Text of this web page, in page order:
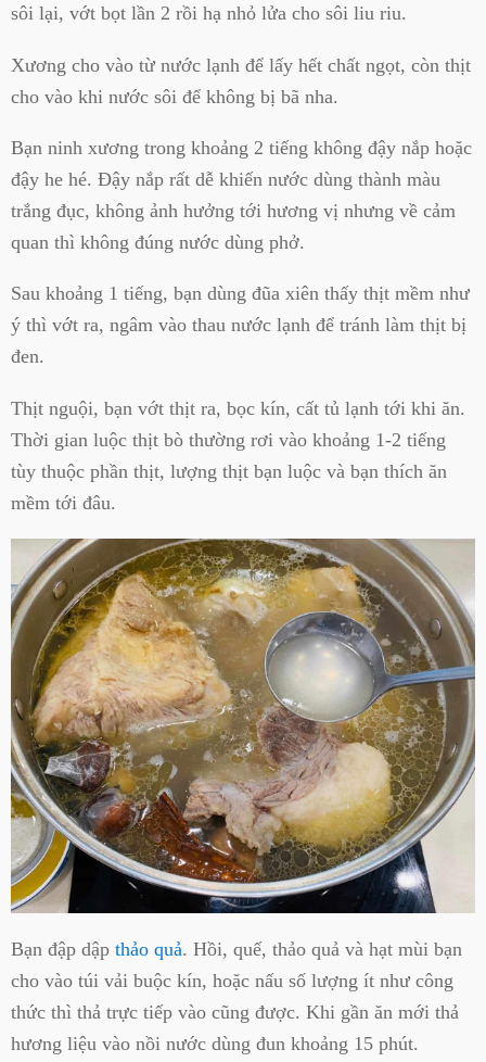
sôi lại, vớt bọt lần 2 rồi hạ nhỏ lửa cho sôi liu riu.
Xương cho vào từ nước lạnh để lấy hết chất ngọt, còn thịt
cho vào khi nước sôi để không bị bã nha.
Bạn ninh xương trong khoảng 2 tiếng không đậy nắp hoặc
đậy he hé. Đậy nắp rất dễ khiến nước dùng thành màu
trắng đục, không ảnh hưởng tới hương vị nhưng về cảm
quan thì không đúng nước dùng phở.
Sau khoảng 1 tiếng, bạn dùng đũa xiên thấy thịt mềm như
ý thì vớt ra, ngâm vào thau nước lạnh để tránh làm thịt bị
đen.
Thịt nguội, bạn vớt thịt ra, bọc kín, cất tủ lạnh tới khi ăn.
Thời gian luộc thịt bò thường rơi vào khoảng 1-2 tiếng
tùy thuộc phần thịt, lượng thịt bạn luộc và bạn thích ăn
mềm tới đâu.
Bạn đập dập thảo quả. Hồi, quế, thảo quả và hạt mùi bạn
cho vào túi vải buộc kín, hoặc nấu số lượng ít như công
thức thì thả trực tiếp vào cũng được. Khi gần ăn mới thả
hương liệu vào nồi nước dùng đun khoảng 15 phút.